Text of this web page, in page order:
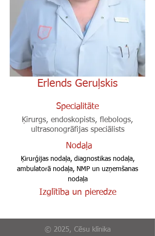
Erlends Geruļskis
Specialitāte
Ķirurgs, endoskopists, flebologs,
ultrasonogrāfijas speciālists
Nodaļa
Ķirurģijas nodaļa, diagnostikas nodaļa,
ambulatorā nodaļa, NMP un uzņemšanas
nodaļa
Izglītība un pieredze
© 2025, Cēsu klīnika